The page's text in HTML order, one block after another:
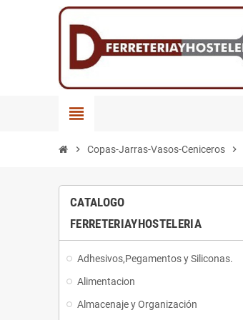
view_headline
chevron_right Copas-Jarras-Vasos-Ceniceros chevron_right
CATALOGO
FERRETERIAYHOSTELERIA
Adhesivos,Pegamentos y Siliconas.
Alimentacion
Almacenaje y Organización